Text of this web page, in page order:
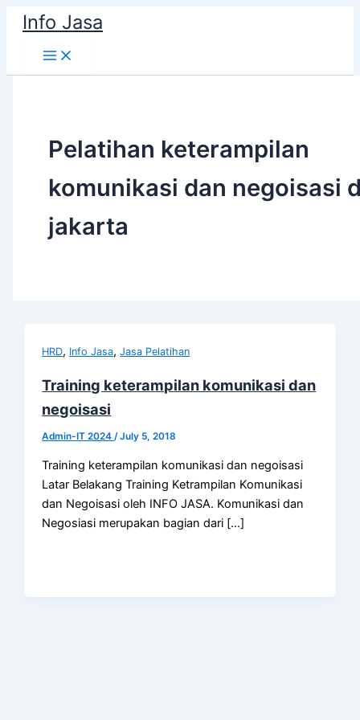
Skip
content
Info Jasa
Pelatihan keterampilan
komunikasi dan negoisasi
jakarta
HRD, Info Jasa,Jasa Pelatihan
Training keterampilan komunikasi dan
negoisasi
Admin-IT 2024/July 5, 2018
Training keterampilan komunikasi dan negoisasi
Latar Belakang Training Ketrampilan Komunikasi
dan Negoisasi oleh INFO JASA. Komunikasi dan
Negosiasi merupakan bagian dari […]